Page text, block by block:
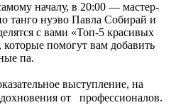
началу, в 20:00 — мастер-
танго нуэво Павла Собирай и
с вами «Топ-5 красивых
помогут вам добавить
па.
выступление, на
от⠀профессионалов.